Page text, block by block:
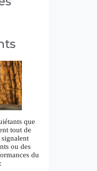
que
tout de
ou des
du